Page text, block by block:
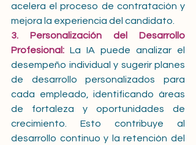
acelera el proceso de contratación y
mejora la experiencia del candidato.
3. Personalización del Desarrollo
Profesional: La IA puede analizar el
desempeño individual y sugerir planes
de desarrollo personalizados para
cada empleado, identificando áreas
de fortaleza y oportunidades de
crecimiento. Esto contribuye al
desarrollo continuo y la retención del